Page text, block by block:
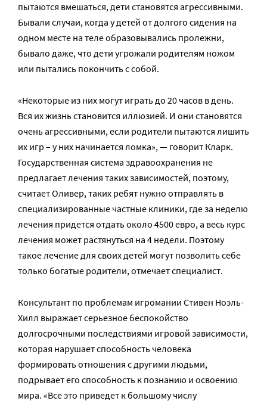
пытаются вмешаться, дети становятся агрессивными.
Бывали случаи, когда у детей от долгого сидения на
одном месте на теле образовывались пролежни,
бывало даже, что дети угрожали родителям ножом
или пытались покончить с собой.
«Некоторые из них могут играть до 20 часов в день.
Вся их жизнь становится иллюзией. И они становятся
очень агрессивными, если родители пытаются лишить
их игр – у них начинается ломка», — говорит Кларк.
Государственная система здравоохранения не
предлагает лечения таких зависимостей, поэтому,
считает Оливер, таких ребят нужно отправлять в
специализированные частные клиники, где за неделю
лечения придется отдать около 4500 евро, а весь курс
лечения может растянуться на 4 недели. Поэтому
такое лечение для своих детей могут позволить себе
только богатые родители, отмечает специалист.
Консультант по проблемам игромании Стивен Ноэль-
Хилл выражает серьезное беспокойство
долгосрочными последствиями игровой зависимости,
которая нарушает способность человека
формировать отношения с другими людьми,
подрывает его способность к познанию и освоению
мира. «Все это приведет к большому числу